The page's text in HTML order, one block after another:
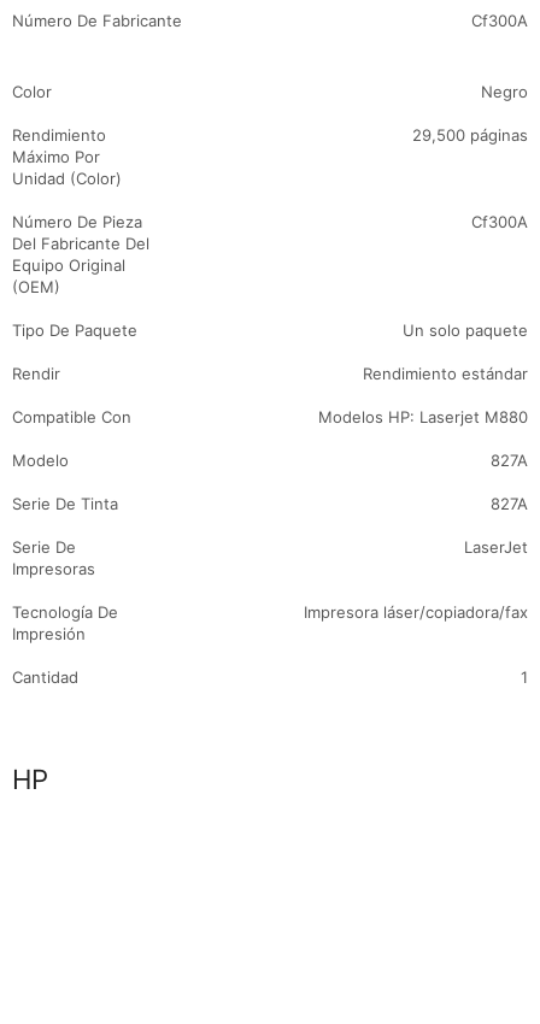
Número De Fabricante Cf300A
Color Negro
Rendimiento
Máximo Por
Unidad (Color)
29,500 páginas
Número De Pieza
Del Fabricante Del
Equipo Original
(OEM)
Cf300A
Tipo De Paquete Un solo paquete
Rendir Rendimiento estándar
Compatible Con Modelos HP: Laserjet M880
Modelo 827A
Serie De Tinta 827A
Serie De
Impresoras
LaserJet
Tecnología De
Impresión
Impresora láser/copiadora/fax
Cantidad 1
HP